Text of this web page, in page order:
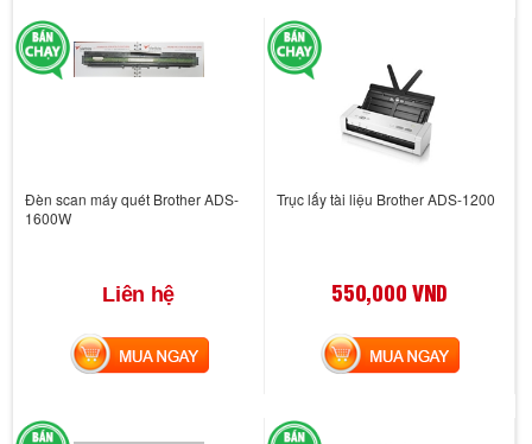
Đèn scan máy quét Brother ADS-
1600W
Liên hệ
MUA NGAY
Trục lấy tài liệu Brother ADS-1200
550,000 VND
MUA NGAY